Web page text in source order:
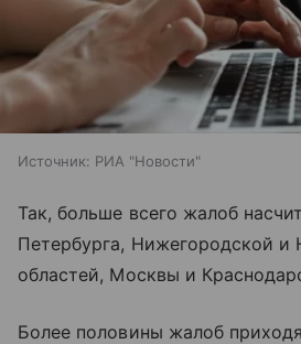
Источник: РИА "Новости"
Так, больше всего жалоб
Петербурга, Нижегородской и
областей, Москвы и
Более половины жалоб